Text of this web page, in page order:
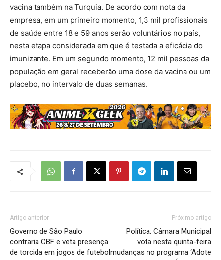
vacina também na Turquia. De acordo com nota da
empresa, em um primeiro momento, 1,3 mil profissionais
de saúde entre 18 e 59 anos serão voluntários no país,
nesta etapa considerada em que é testada a eficácia do
imunizante. Em um segundo momento, 12 mil pessoas da
população em geral receberão uma dose da vacina ou um
placebo, no intervalo de duas semanas.
Artigo anterior
Governo de São Paulo
contraria CBF e veta presença
de torcida em jogos de futebol
Próximo artigo
Política: Câmara Municipal
vota nesta quinta-feira
mudanças no programa ‘Adote